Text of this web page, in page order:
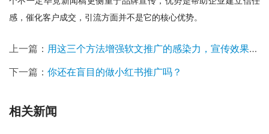
感，催化客户成交，引流方面并不是它的核心优势。
上一篇： 用这三个方法增强软文推广的感染力，宣传效果更上一层楼
下一篇： 你还在盲目的做小红书推广吗？
相关新闻